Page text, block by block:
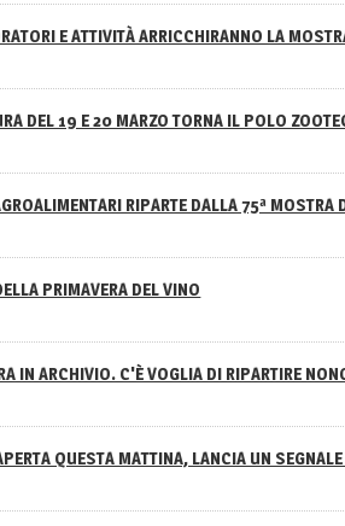
E ATTIVITÀ ARRICCHIRANNO LA
DEL 19 E 20 MARZO TORNA IL POLO
RIPARTE DALLA 75ª MOSTRA
PRIMAVERA DEL VINO
IN ARCHIVIO. C'È VOGLIA DI RIPARTIRE
QUESTA MATTINA, LANCIA UN